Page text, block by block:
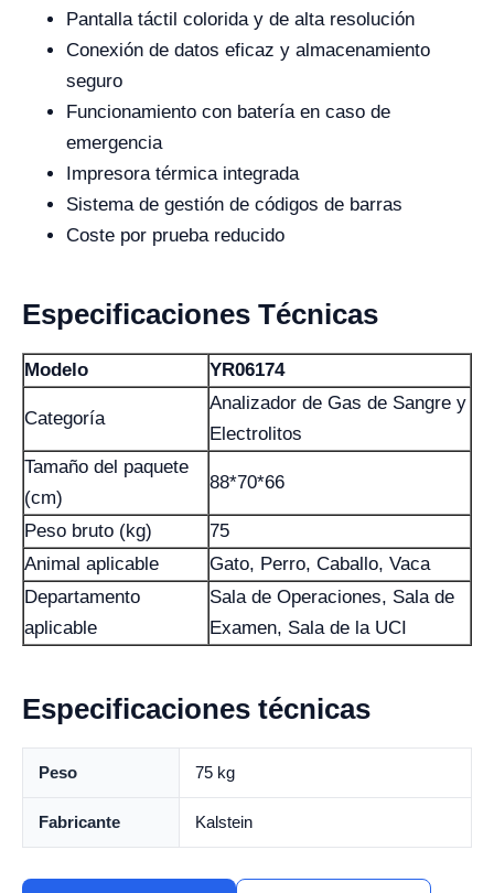
Pantalla táctil colorida y de alta resolución
Conexión de datos eficaz y almacenamiento
seguro
Funcionamiento con batería en caso de
emergencia
Impresora térmica integrada
Sistema de gestión de códigos de barras
Coste por prueba reducido
Especificaciones Técnicas
Modelo YR06174
Categoría
Analizador de Gas de Sangre y
Electrolitos
Tamaño del paquete
(cm)
88*70*66
Peso bruto (kg)
75
Animal aplicable
Gato, Perro, Caballo, Vaca
Departamento
aplicable
Sala de Operaciones, Sala de
Examen, Sala de la UCI
Especificaciones técnicas
Peso 75 kg
Fabricante Kalstein